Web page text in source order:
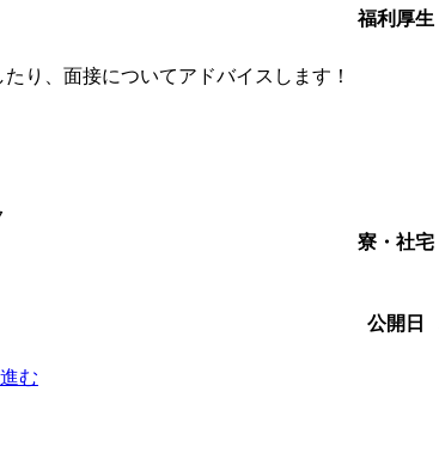
り、面接についてアドバイスします！
福利厚生
寮・社宅
公開日
む